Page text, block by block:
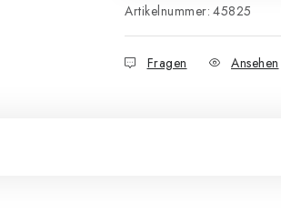
Artikelnummer: 45825
Fragen Ansehen